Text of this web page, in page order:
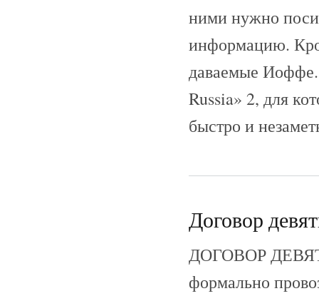
ними нужно
информацию.
даваемые
Russia» 2, для
быстро и
Договор
ДОГОВОР
формально